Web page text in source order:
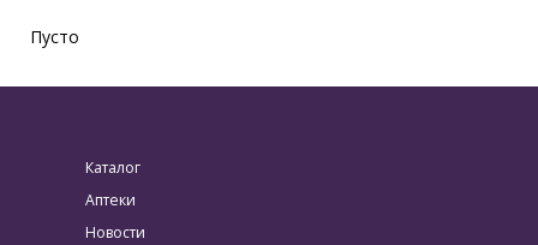
Пусто
Каталог
Аптеки
Новости